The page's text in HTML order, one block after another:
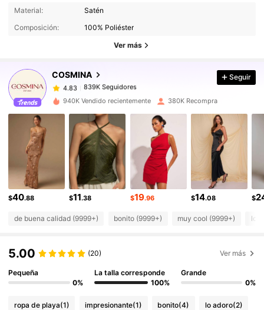
Material:
Satén
Composición:
100% Poliéster
Ver más
COSMINA
839K Seguidores
839K Seguidores
839K Seguidores
4.83
839K Seguidores
y***7
seguidoHace 6 horas
4.83
839K Seguidores
4.83 839K Seguidores
4.83 839K Seguidores
4.83 839K Seguidores
4.83 839K Seguidores
4.83 839K Seguidores
Seguir
940K Vendido recientemente 380K Recompra
$40.88 $11.38 $19.96 $14.08 $
de buena calidad (9999+) bonito (9999+) muy cool (9999+) lo
5.00 (20) Ver más
Pequeña
0%
La talla corresponde
100%
Grande
0%
ropa de playa(1) impresionante(1) bonito(4) lo adoro(2)